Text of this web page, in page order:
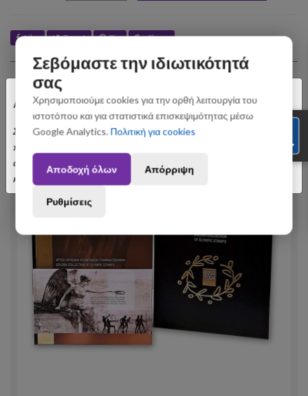
Αγαπητοί Πελάτες
Σας ενημερώνουμε ότι οι παραγγελίες που θα
πραγματοποιηθούν από 3 έως 31 Αυγούστου ενδέχεται να
αποσταλούν με σχετική καθυστέρηση. Ευχαριστούμε για την
κατανόηση.
Like Tweet Pin Share
Σχετικά Προϊόντα
Σεβόμαστε την ιδιωτικότητά
σας
Χρησιμοποιούμε cookies για την ορθή λειτουργία του
ιστοτόπου και για στατιστικά επισκεψιμότητας μέσω
Google Analytics. Πολιτική για cookies
Αποδοχή όλων Απόρριψη
Ρυθμίσεις